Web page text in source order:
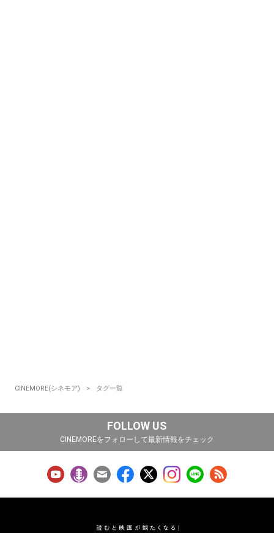
CINEMORE(シネモア) タグ一覧
FOLLOW US
CINEMOREをフォローして最新情報をチェック